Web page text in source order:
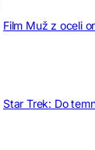
Film Muž z oceli
Star Trek: Do